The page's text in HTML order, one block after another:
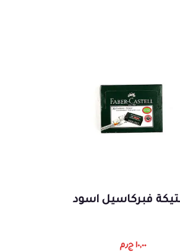
فبركاسيل اسود
١٠,٠٠ ج٫م